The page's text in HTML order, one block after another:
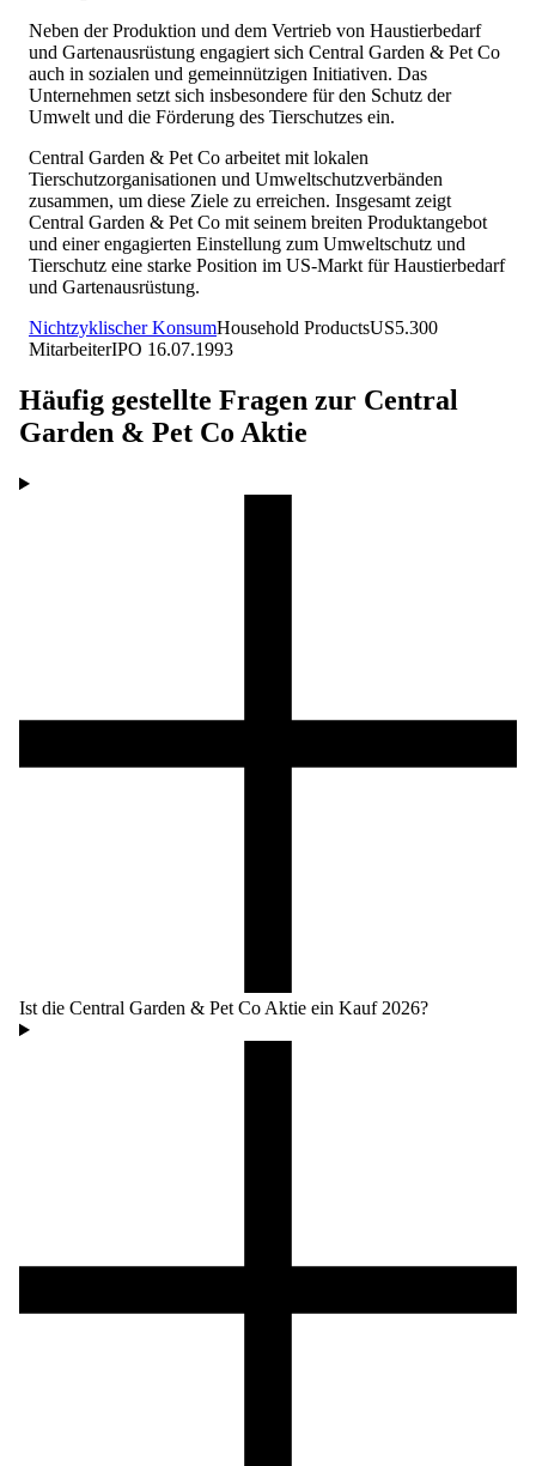
Neben der Produktion und dem Vertrieb von Haustierbedarf
und Gartenausrüstung engagiert sich Central Garden & Pet Co
auch in sozialen und gemeinnützigen Initiativen. Das
Unternehmen setzt sich insbesondere für den Schutz der
Umwelt und die Förderung des Tierschutzes ein.
Central Garden & Pet Co arbeitet mit lokalen
Tierschutzorganisationen und Umweltschutzverbänden
zusammen, um diese Ziele zu erreichen. Insgesamt zeigt
Central Garden & Pet Co mit seinem breiten Produktangebot
und einer engagierten Einstellung zum Umweltschutz und
Tierschutz eine starke Position im US-Markt für Haustierbedarf
und Gartenausrüstung.
Nichtzyklischer KonsumHousehold ProductsUS5.300
MitarbeiterIPO 16.07.1993
Häufig gestellte Fragen zur Central
Garden & Pet Co Aktie
Ist die Central Garden & Pet Co Aktie ein Kauf 2026?